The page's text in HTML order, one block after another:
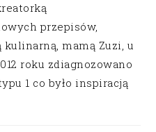
przepisów,
kulinarną, mamą Zuzi, u
roku zdiagnozowano
1 co było inspiracją